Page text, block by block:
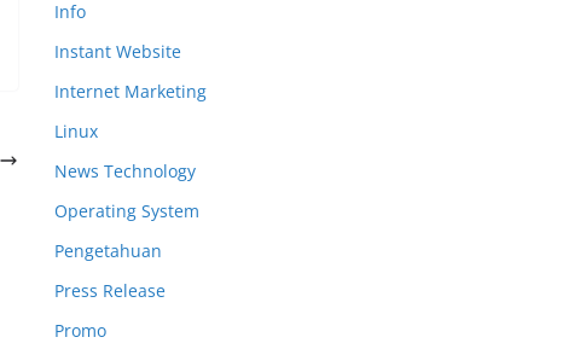
Info
Instant Website
Internet Marketing
Linux
News Technology
Operating System
Pengetahuan
Press Release
Promo